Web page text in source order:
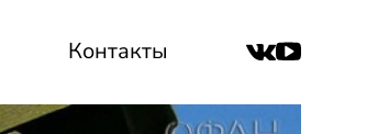
Контакты